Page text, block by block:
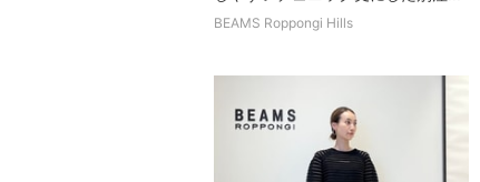
BEAMS Roppongi Hills